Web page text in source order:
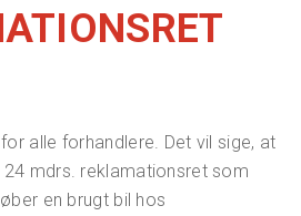
alle forhandlere. Det vil sige, at
mdrs. reklamationsret som
en brugt bil hos